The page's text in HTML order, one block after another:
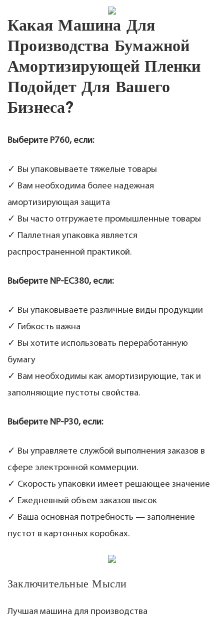
Какая Машина Для
Производства Бумажной
Амортизирующей Пленки
Подойдет Для Вашего
Бизнеса?
Выберите P760, если:
✓ Вы упаковываете тяжелые товары
✓ Вам необходима более надежная
амортизирующая защита
✓ Вы часто отгружаете промышленные товары
✓ Паллетная упаковка является
распространенной практикой.
Выберите NP-EC380, если:
✓ Вы упаковываете различные виды продукции
✓ Гибкость важна
✓ Вы хотите использовать переработанную
бумагу
✓ Вам необходимы как амортизирующие, так и
заполняющие пустоты свойства.
Выберите NP-P30, если:
✓ Вы управляете службой выполнения заказов в
сфере электронной коммерции.
✓ Скорость упаковки имеет решающее значение
✓ Ежедневный объем заказов высок
✓ Ваша основная потребность — заполнение
пустот в картонных коробках.
Заключительные Мысли
Лучшая машина для производства